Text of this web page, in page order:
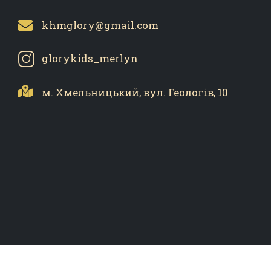
khmglory@gmail.com
glorykids_merlyn
м. Хмельницький,вул. Геологів, 10